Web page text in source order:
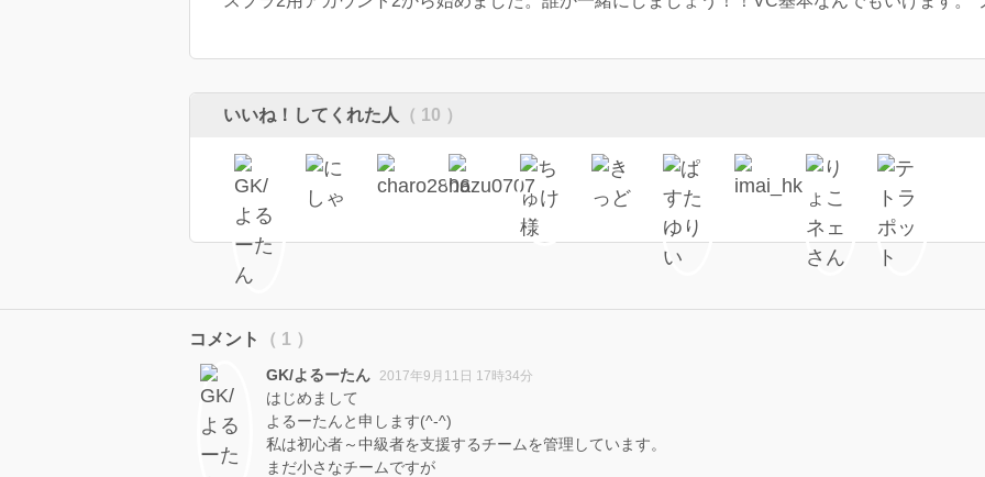
いいね！してくれた人 （ 10 ）
コメント （ 1 ）
GK/よるーたん 2017年9月11日 17時34分
はじめまして
よるーたんと申します(^-^)
私は初心者～中級者を支援するチームを管理しています。
まだ小さなチームですが